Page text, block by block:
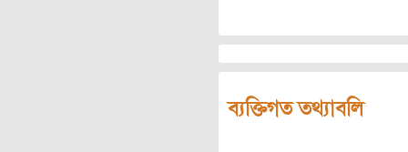
ব্যক্তিগত তথ্যাবলি